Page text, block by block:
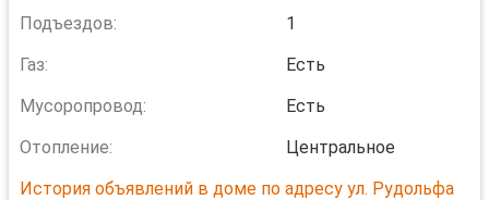
Подъездов:
1
Газ:
Есть
Мусоропровод:
Есть
Отопление:
Центральное
История объявлений в доме по адресу ул. Рудольфа